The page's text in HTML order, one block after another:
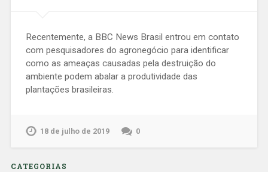
Recentemente, a BBC News Brasil entrou em contato
com pesquisadores do agronegócio para identificar
como as ameaças causadas pela destruição do
ambiente podem abalar a produtividade das
plantações brasileiras.
18 de julho de 2019 0
CATEGORIAS